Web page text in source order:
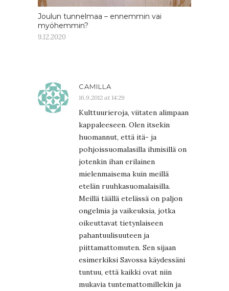
Joulun tunnelmaa – ennemmin vai
myöhemmin?
9.12.2020
CAMILLA
16.9.2012 at 14:29
Kulttuurieroja, viitaten alimpaan
kappaleeseen. Olen itsekin
huomannut, että itä- ja
pohjoissuomalasilla ihmisillä on
jotenkin ihan erilainen
mielenmaisema kuin meillä
etelän ruuhkasuomalaisilla.
Meillä täällä etelässä on paljon
ongelmia ja vaikeuksia, jotka
oikeuttavat tietynlaiseen
pahantuulisuuteen ja
piittamattomuten. Sen sijaan
esimerkiksi Savossa käydessäni
tuntuu, että kaikki ovat niin
mukavia tuntemattomillekin ja